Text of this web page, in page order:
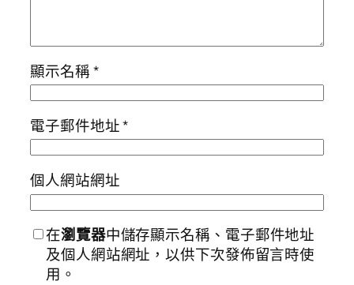
顯示名稱*
電子郵件地址*
個人網站網址
在瀏覽器中儲存顯示名稱、電子郵件地址
及個人網站網址，以供下次發佈留言時使
用。